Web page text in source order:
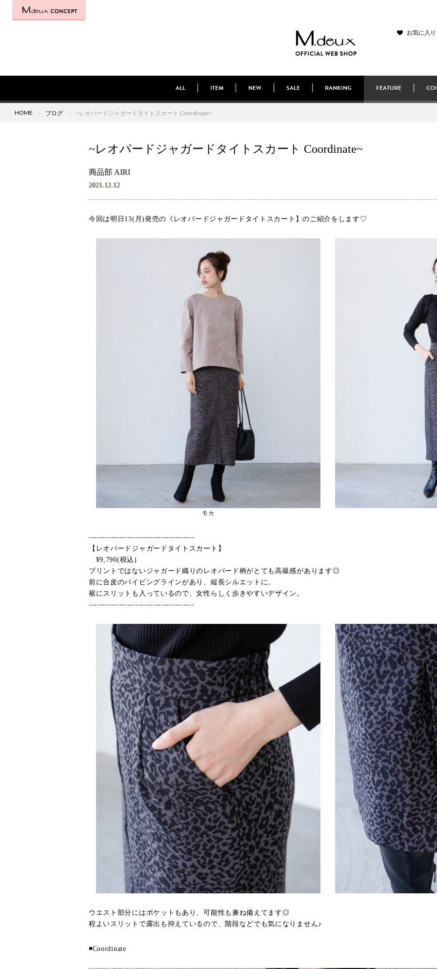
お気に入り
ALL ITEM NEW SALE RANKING FEATURE
HOME ブログ ~レオパードジャガードタイトスカート Coordinate~
~レオパードジャガードタイトスカート Coordinate~
商品部 AIRI
2021.12.12
今回は明日13(月)発売の《レオパードジャガードタイトスカート】のご紹介をします♡
モカ
--------------------------------------
【レオパードジャガードタイトスカート】
¥9,790(税込)
プリントではないジャガード織りのレオパード柄がとても高級感があります◎
前に合皮のパイピングラインがあり、縦長シルエットに。
裾にスリットも入っているので、女性らしく歩きやすいデザイン。
--------------------------------------
ウエスト部分にはポケットもあり、可能性も兼ね備えてます◎
程よいスリットで露出も抑えているので、階段などでも気になりません♪
◾️Coordinate